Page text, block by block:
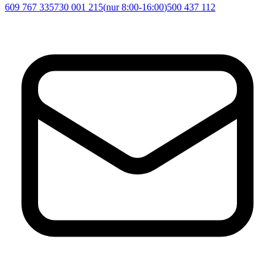
609 767 335730 001 215(nur 8:00-16:00)500 437 112